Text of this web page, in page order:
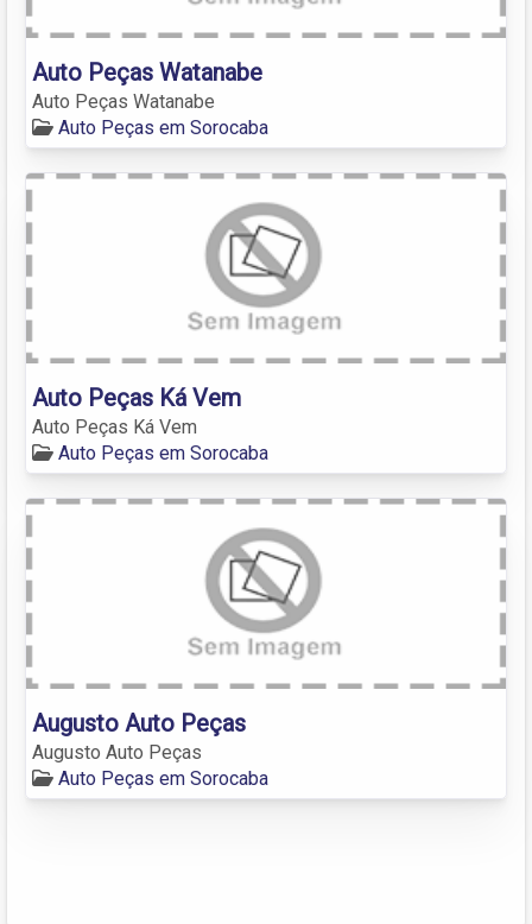
Auto Peças Watanabe
Auto Peças Watanabe
Auto Peças em Sorocaba
Auto Peças Ká Vem
Auto Peças Ká Vem
Auto Peças em Sorocaba
Augusto Auto Peças
Augusto Auto Peças
Auto Peças em Sorocaba